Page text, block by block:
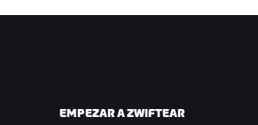
EMPEZAR A ZWIFTEAR